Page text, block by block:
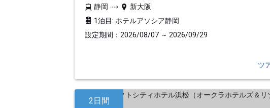
静岡
新大阪
1泊目: ホテルアソシア静岡
設定期間：2026/08/07 ～ 2026/09/29
ツ
2日間